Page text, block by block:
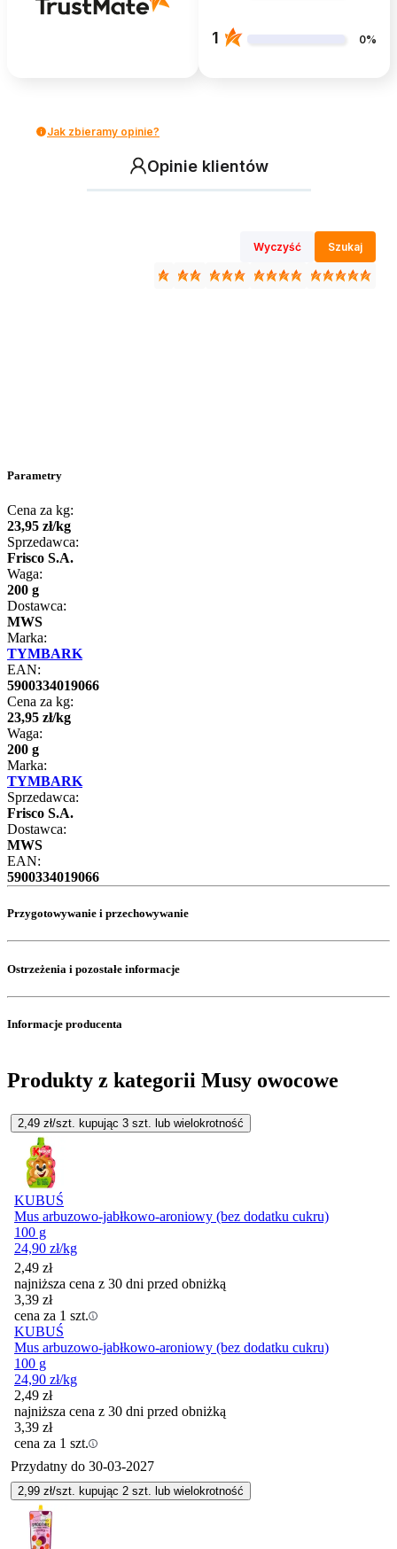
1 0%
Jak zbieramy opinie?
Opinie klientów
Wyczyść Szukaj
Parametry
Cena za kg:
23,95 zł/kg
Sprzedawca:
Frisco S.A.
Waga:
200 g
Dostawca:
MWS
Marka:
TYMBARK
EAN:
5900334019066
Cena za kg:
23,95 zł/kg
Waga:
200 g
Marka:
TYMBARK
Sprzedawca:
Frisco S.A.
Dostawca:
MWS
EAN:
5900334019066
Przygotowywanie i przechowywanie
Ostrzeżenia i pozostałe informacje
Informacje producenta
Produkty z kategorii Musy owocowe
2,49 zł/szt. kupując 3 szt. lub wielokrotność
KUBUŚ
Mus arbuzowo-jabłkowo-aroniowy (bez dodatku cukru)
100 g
24,90 zł/kg
2,49 zł
najniższa cena z 30 dni przed obniżką
3,39 zł
cena za 1 szt.
KUBUŚ
Mus arbuzowo-jabłkowo-aroniowy (bez dodatku cukru)
100 g
24,90 zł/kg
2,49 zł
najniższa cena z 30 dni przed obniżką
3,39 zł
cena za 1 szt.
Przydatny do 30-03-2027
2,99 zł/szt. kupując 2 szt. lub wielokrotność